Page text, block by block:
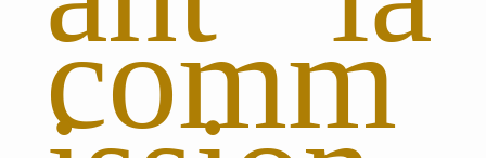
comm